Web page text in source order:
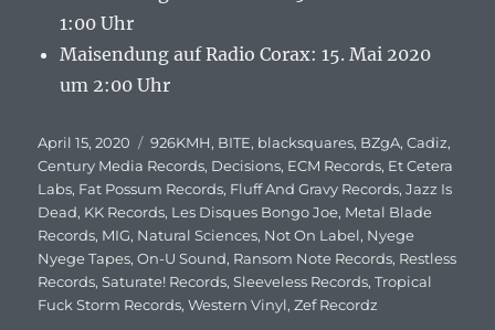
1:00 Uhr
Maisendung auf Radio Corax: 15. Mai 2020
um 2:00 Uhr
Veröffentlicht
am
April 15, 2020 Schlagwörter
926KMH, BITE, blacksquares, BZgA,Cadiz,
Century Media Records, Decisions, ECM Records, Et Cetera
Labs, Fat Possum Records, Fluff And Gravy Records,Jazz Is
Dead, KK Records, Les Disques Bongo Joe, Metal Blade
Records, MIG, Natural Sciences, Not On Label, Nyege
Nyege Tapes,On-U Sound, Ransom Note Records, Restless
Records,Saturate! Records,Sleeveless Records,Tropical
Fuck Storm Records,Western Vinyl,Zef Recordz